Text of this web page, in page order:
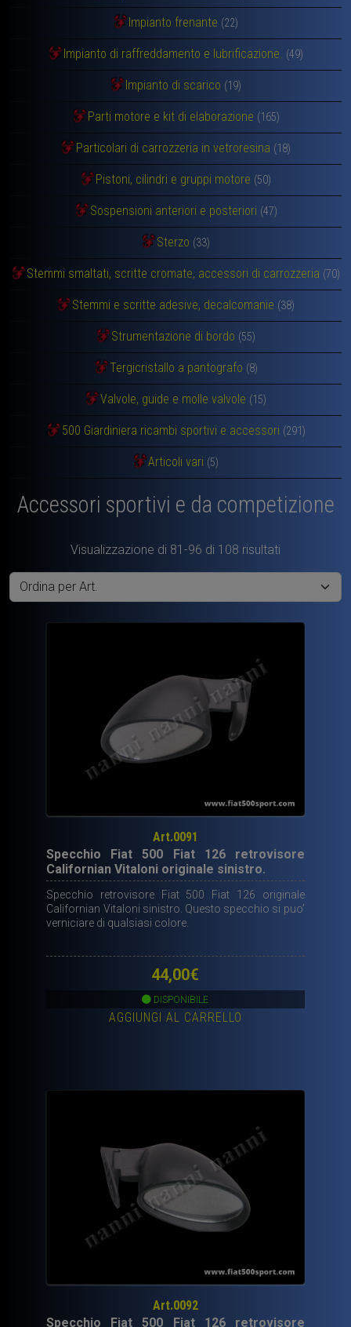
Impianto frenante (22)
Impianto di raffreddamento e lubrificazione. (49)
Impianto di scarico (19)
Parti motore e kit di elaborazione (165)
Particolari di carrozzeria in vetroresina (18)
Pistoni, cilindri e gruppi motore (50)
Sospensioni anteriori e posteriori (47)
Sterzo (33)
Stemmi smaltati, scritte cromate, accessori di carrozzeria (70)
Stemmi e scritte adesive, decalcomanie (38)
Strumentazione di bordo (55)
Tergicristallo a pantografo (8)
Valvole, guide e molle valvole (15)
500 Giardiniera ricambi sportivi e accessori (291)
Articoli vari (5)
Accessori sportivi e da competizione
Visualizzazione di 81-96 di 108 risultati
Art.0091
Specchio Fiat 500 Fiat 126 retrovisore
Californian Vitaloni originale sinistro.
Specchio retrovisore Fiat 500 Fiat 126 originale
Californian Vitaloni sinistro. Questo specchio si puo’
verniciare di qualsiasi colore.
44,00€
DISPONIBILE
AGGIUNGI AL CARRELLO
Art.0092
Specchio Fiat 500 Fiat 126 retrovisore